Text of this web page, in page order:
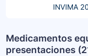
INVIMA
Medicamentos
presentaciones (